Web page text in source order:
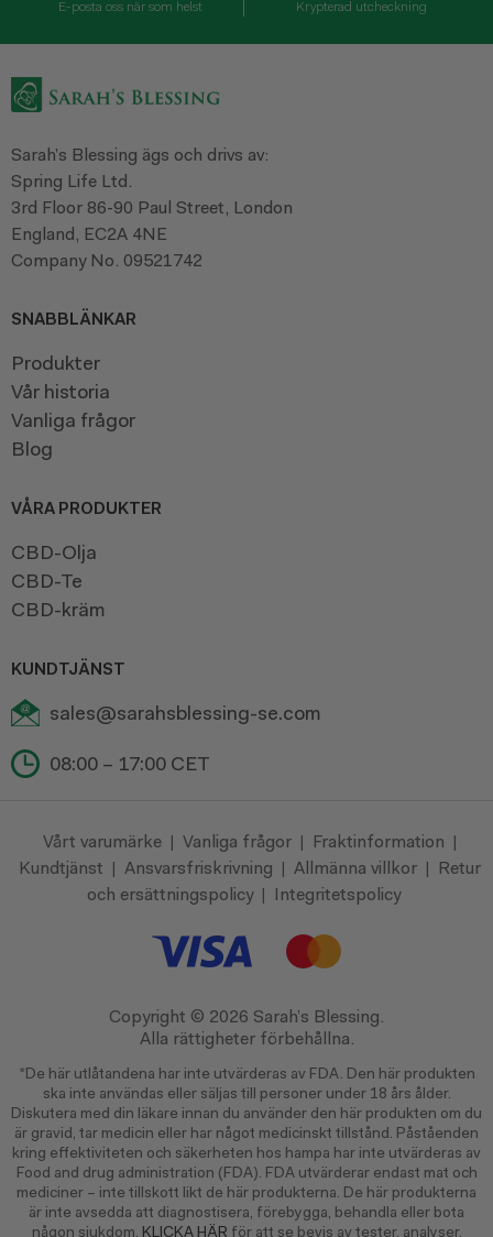
E-posta oss när som helst
Krypterad utcheckning
Sarah’s Blessing ägs och drivs av:
Spring Life Ltd.
3rd Floor 86-90 Paul Street, London
England, EC2A 4NE
Company No. 09521742
SNABBLÄNKAR
Produkter
Vår historia
Vanliga frågor
Blog
VÅRA PRODUKTER
CBD-Olja
CBD-Te
CBD-kräm
KUNDTJÄNST
sales@sarahsblessing-se.com
08:00 – 17:00 CET
Vårt varumärke | Vanliga frågor | Fraktinformation |
Kundtjänst | Ansvarsfriskrivning | Allmänna villkor |
Retur
och ersättningspolicy | Integritetspolicy
Copyright © 2026 Sarah’s Blessing.
Alla rättigheter förbehållna.
*De här utlåtandena har inte utvärderas av FDA. Den här produkten
ska inte användas eller säljas till personer under 18 års ålder.
Diskutera med din läkare innan du använder den här produkten om du
är gravid, tar medicin eller har något medicinskt tillstånd. Påståenden
kring effektiviteten och säkerheten hos hampa har inte utvärderas av
Food and drug administration (FDA). FDA utvärderar endast mat och
mediciner – inte tillskott likt de här produkterna. De här produkterna
är inte avsedda att diagnostisera, förebygga, behandla eller bota
någon sjukdom. KLICKA HÄR för att se bevis av tester, analyser,